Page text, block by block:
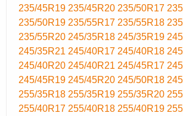
235/45R19 235/45R20 235/50R17
235/50R19 235/55R17 235/55R18
235/55R20 245/35R18 245/35R19
245/35R21 245/40R17 245/40R18
245/40R20 245/40R21 245/45R17
245/45R19 245/45R20 245/50R18
255/35R18 255/35R19 255/35R20
255/40R17 255/40R18 255/40R19